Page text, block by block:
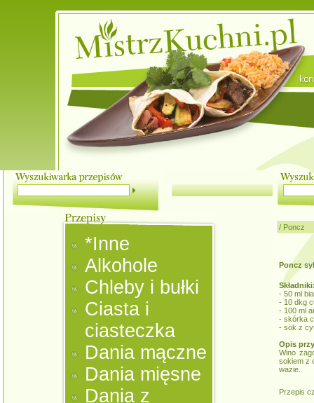
*Inne
Alkohole
Chleby i bułki
Ciasta i
ciasteczka
Dania mączne
Dania mięsne
Dania z
/ Poncz
Poncz
- 50 ml
- 10 dkg
- 100 ml
- skórka
- sok z
Opis
Wino
sokiem z
wazie.
Przepis